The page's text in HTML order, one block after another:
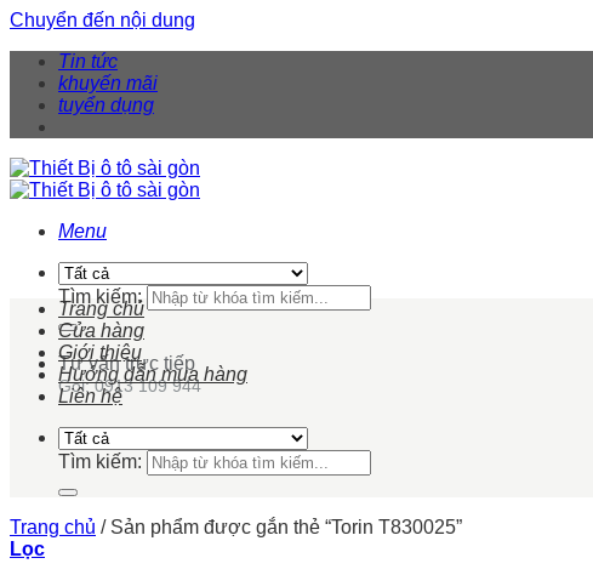
Chuyển đến nội dung
Tin tức
khuyến mãi
tuyển dụng
Menu
Tìm kiếm:
Tư vấn trực tiếp
Gọi: 0913 109 944
Trang chủ
Cửa hàng
Giới thiệu
Hướng dẫn mua hàng
Liên hệ
Tìm kiếm:
Trang chủ /Sản phẩm được gắn thẻ “Torin T830025”
Lọc